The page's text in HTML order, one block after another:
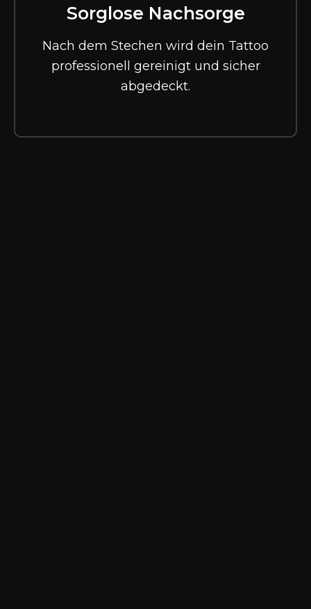
Sorglose Nachsorge
Nach dem Stechen wird dein Tattoo
professionell gereinigt und sicher
abgedeckt.